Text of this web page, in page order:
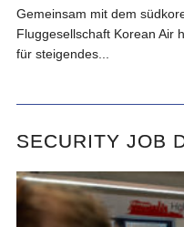
Gemeinsam mit dem
Fluggesellschaft Korean Air
für steigendes...
SECURITY JOB